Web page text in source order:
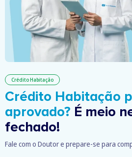
Crédito Habitação
Crédito Habitação
aprovado? É meio
fechado!
Fale com o Doutor e prepare-se para